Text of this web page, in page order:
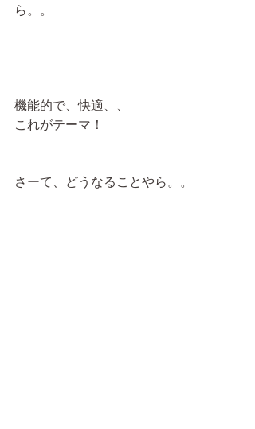
ら。。
機能的で、快適、、
これがテーマ！
さーて、どうなることやら。。